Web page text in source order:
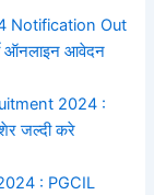
Notification Out
ऑनलाइन आवेदन
2024 :
जल्दी करे
: PGCIL